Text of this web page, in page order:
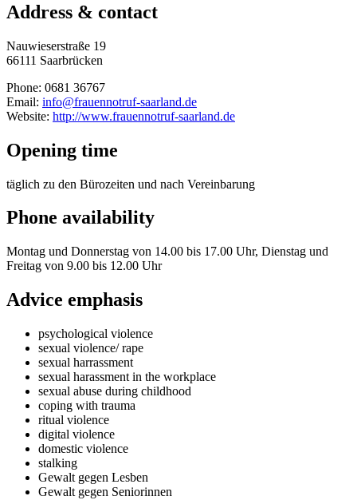
Address & contact
Nauwieserstraße 19
66111 Saarbrücken
Phone: 0681 36767
Email: info@frauennotruf-saarland.de
Website: http://www.frauennotruf-saarland.de
Opening time
täglich zu den Bürozeiten und nach Vereinbarung
Phone availability
Montag und Donnerstag von 14.00 bis 17.00 Uhr, Dienstag und
Freitag von 9.00 bis 12.00 Uhr
Advice emphasis
psychological violence
sexual violence/ rape
sexual harrassment
sexual harassment in the workplace
sexual abuse during childhood
coping with trauma
ritual violence
digital violence
domestic violence
stalking
Gewalt gegen Lesben
Gewalt gegen Seniorinnen